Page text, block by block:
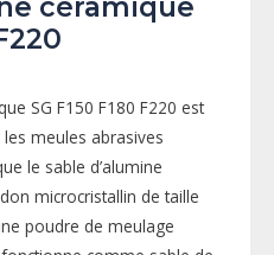
SG F150 F180 F220 est
meules abrasives
le sable d’alumine
microcristallin de taille
poudre de meulage